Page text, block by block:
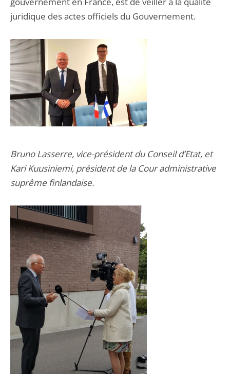
juridique des actes officiels du Gouvernement.
Bruno Lasserre, vice-président du Conseil d’Etat, et
Kari Kuusiniemi, président de la Cour administrative
suprême finlandaise.